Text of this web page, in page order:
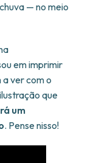
— no meio
em imprimir
a ver com o
que
um
. Pense nisso!